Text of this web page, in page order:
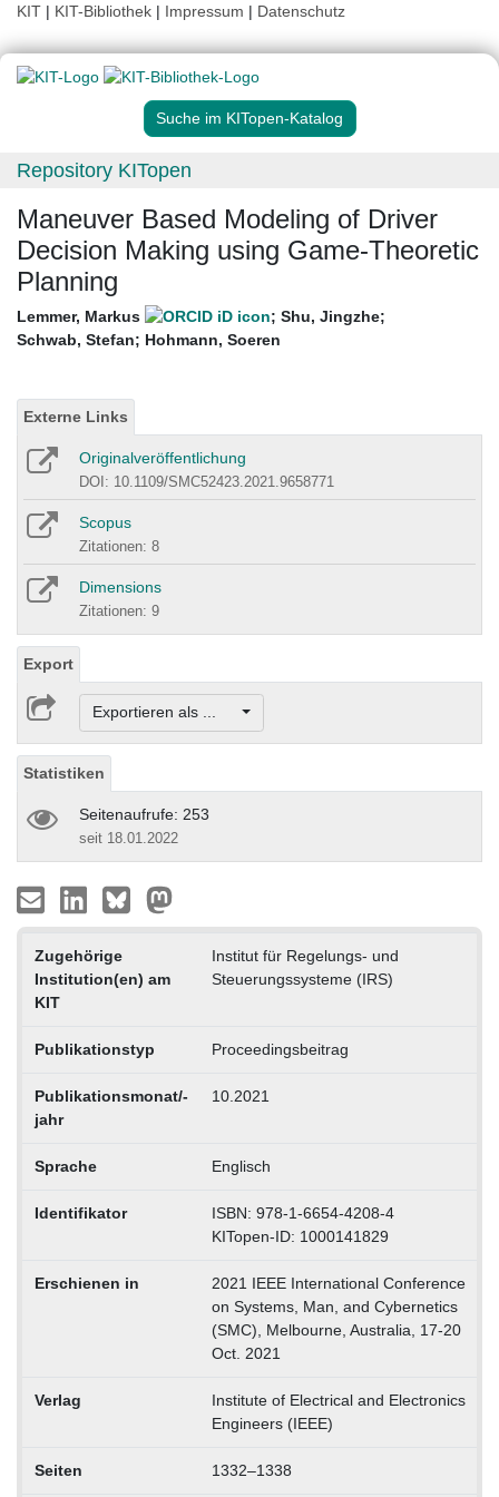
KIT | KIT-Bibliothek | Impressum | Datenschutz
Suche im KITopen-Katalog
Repository KITopen
Maneuver Based Modeling of Driver
Decision Making using Game-Theoretic
Planning
Lemmer, Markus ; Shu, Jingzhe;
Schwab, Stefan; Hohmann, Soeren
Externe Links
Originalveröffentlichung
DOI: 10.1109/SMC52423.2021.9658771
Scopus
Zitationen: 8
Dimensions
Zitationen: 9
Export
Exportieren als ...
Statistiken
Seitenaufrufe: 253
seit 18.01.2022
Zugehörige
Institution(en) am
KIT
Institut für Regelungs- und
Steuerungssysteme (IRS)
Publikationstyp Proceedingsbeitrag
Publikationsmonat/-
jahr
10.2021
Sprache Englisch
Identifikator
ISBN: 978-1-6654-4208-4
KITopen-ID: 1000141829
Erschienen in
2021 IEEE International Conference
on Systems, Man, and Cybernetics
(SMC), Melbourne, Australia, 17-20
Oct. 2021
Verlag
Institute of Electrical and Electronics
Engineers (IEEE)
Seiten 1332–1338